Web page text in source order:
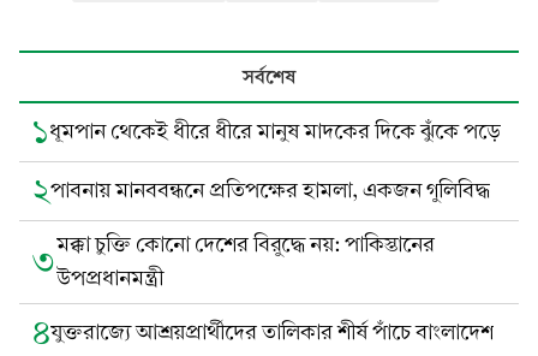
সর্বশেষ
১ধূমপান থেকেই ধীরে ধীরে মানুষ মাদকের দিকে ঝুঁকে পড়ে
২পাবনায় মানববন্ধনে প্রতিপক্ষের হামলা, একজন গুলিবিদ্ধ
৩মক্কা চুক্তি কোনো দেশের বিরুদ্ধে নয়: পাকিস্তানের
উপপ্রধানমন্ত্রী
৪যুক্তরাজ্যে আশ্রয়প্রার্থীদের তালিকার শীর্ষ পাঁচে বাংলাদেশ